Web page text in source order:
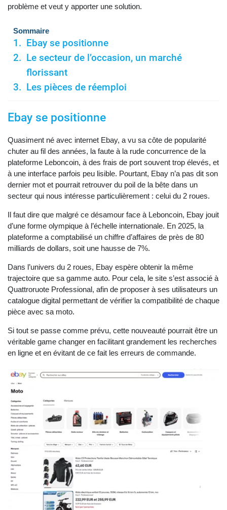
problème et veut y apporter une solution.
Sommaire
Ebay se positionne
Le secteur de l’occasion, un marché
florissant
Les pièces de réemploi
Ebay se positionne
Quasiment né avec internet Ebay, a vu sa côte de popularité
chuter au fil des années, la faute à la rude concurrence de la
plateforme Leboncoin, à des frais de port souvent trop élevés, et
à une interface parfois peu lisible. Pourtant, Ebay n’a pas dit son
dernier mot et pourrait retrouver du poil de la bête dans un
secteur qui nous intéresse particulièrement : celui du 2 roues.
Il faut dire que malgré ce désamour face à Leboncoin, Ebay jouit
d’une forme olympique à l’échelle internationale. En 2025, la
plateforme a comptabilisé un chiffre d’affaires de près de 80
milliards de dollars, soit une hausse de 7%.
Dans l’univers du 2 roues, Ebay espère obtenir la même
trajectoire que sa gamme auto. Pour cela, le site s’est associé à
Quattroruote Professional, afin de proposer à ses utilisateurs un
catalogue digital permettant de vérifier la compatibilité de chaque
pièce avec sa moto.
Si tout se passe comme prévu, cette nouveauté pourrait être un
véritable game changer en facilitant grandement les recherches
en ligne et en évitant de ce fait les erreurs de commande.